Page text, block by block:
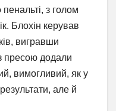
з голом
Блохін керував
вигравши
пресою додали
вимогливий, як у
але й